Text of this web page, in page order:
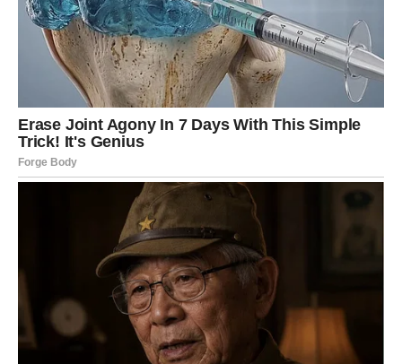
Također, ono što možda ne znate je da ne morate uopće
rastvarati praškasti premaz u vodi. Uz vrlo malo vode
napravite kremastu smjesu u koju umačite jedno za drugim
ohlađena jaja. Ovaj proces će potrajati duže, ali možete biti
sigurni da će intenzitet boje biti savršen.
Umjesto korištenja umjetnih boja, mnoge žene biraju tehnike
bojenja koje koriste prirodne boje, baš kao što su to radile naše
prabake. Atraktivne boje dobijaju se iz voća, povrća i cveća, a